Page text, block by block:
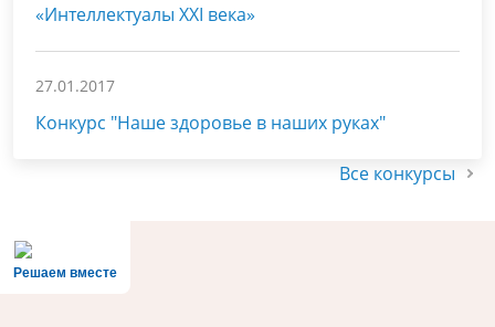
«Интеллектуалы XXI века»
27.01.2017
Конкурс "Наше здоровье в наших руках"
Все конкурсы
Решаем вместе